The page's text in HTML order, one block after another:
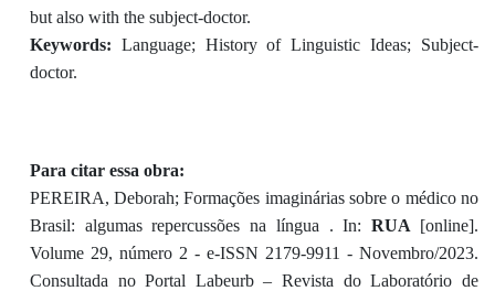
but also with the subject-doctor.
Keywords: Language; History of Linguistic Ideas; Subject-
doctor.
Para citar essa obra:
PEREIRA, Deborah; Formações imaginárias sobre o médico no
Brasil: algumas repercussões na língua . In:RUA [online].
Volume 29, número 2 - e-ISSN 2179-9911 - Novembro/2023.
Consultada no Portal Labeurb – Revista do Laboratório de